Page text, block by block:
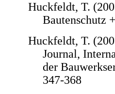
Huckfeldt, T.
Bautenschutz
Huckfeldt, T.
Journal,
der
347-368